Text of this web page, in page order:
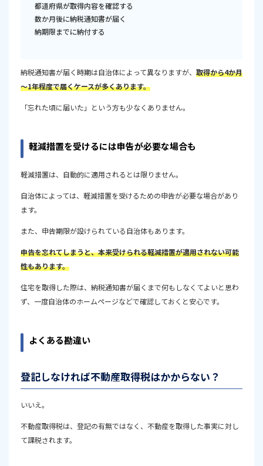
都道府県が取得内容を確認する
数か月後に納税通知書が届く
納期限までに納付する
納税通知書が届く時期は自治体によって異なりますが、 取得から4か月
～1年程度で届くケースが多くあります。
「忘れた頃に届いた」という方も少なくありません。
軽減措置を受けるには申告が必要な場合も
軽減措置は、自動的に適用されるとは限りません。
自治体によっては、軽減措置を受けるための申告が必要な場合があり
ます。
また、申告期限が設けられている自治体もあります。
申告を忘れてしまうと、本来受けられる軽減措置が適用されない可能
性もあります。
住宅を取得した際は、納税通知書が届くまで何もしなくてよいと思わ
ず、一度自治体のホームページなどで確認しておくと安心です。
よくある勘違い
登記しなければ不動産取得税はかからない？
いいえ。
不動産取得税は、登記の有無ではなく、不動産を取得した事実に対し
て課税されます。